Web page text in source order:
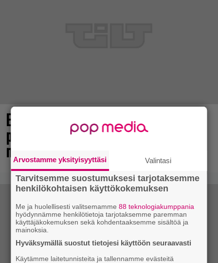
Elokuun PlayStation Plus Essential -
pelit ilmestyivät – mukana todellinen
mestariteos
Arvostamme yksityisyyttäsi Valintasi
Tarvitsemme suostumuksesi tarjotaksemme
henkilökohtaisen käyttökokemuksen
Me ja huolellisesti valitsemamme88 teknologiakumppania
hyödynnämme henkilötietoja tarjotaksemme paremman
käyttäjäkokemuksen sekä kohdentaaksemme sisältöä ja
mainoksia.
Hyväksymällä suostut tietojesi käyttöön seuraavasti
Käytämme laitetunnisteita ja tallennamme evästeitä